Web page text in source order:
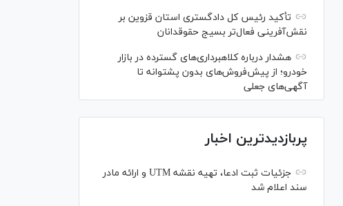
تأکید رئیس کل دادگستری استان قزوین بر
نقش‌آفرینی فعال‌تر بسیج حقوقدانان
هشدار درباره کلاهبرداری‌های گسترده در بازار
خودرو؛ از پیش‌فروش‌های بدون پشتوانه تا
آگهی‌های جعلی
پربازدیدترین اخبار
جزئیات ثبت ادعا، تهیه نقشه UTM و ارائه مادر
سند اعلام شد